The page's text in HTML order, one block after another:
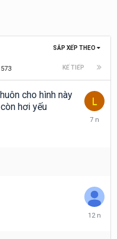
SẮP XẾP THEO
KẾ TIẾP
cho hình này
hơi yếu
Tháng
Tháng